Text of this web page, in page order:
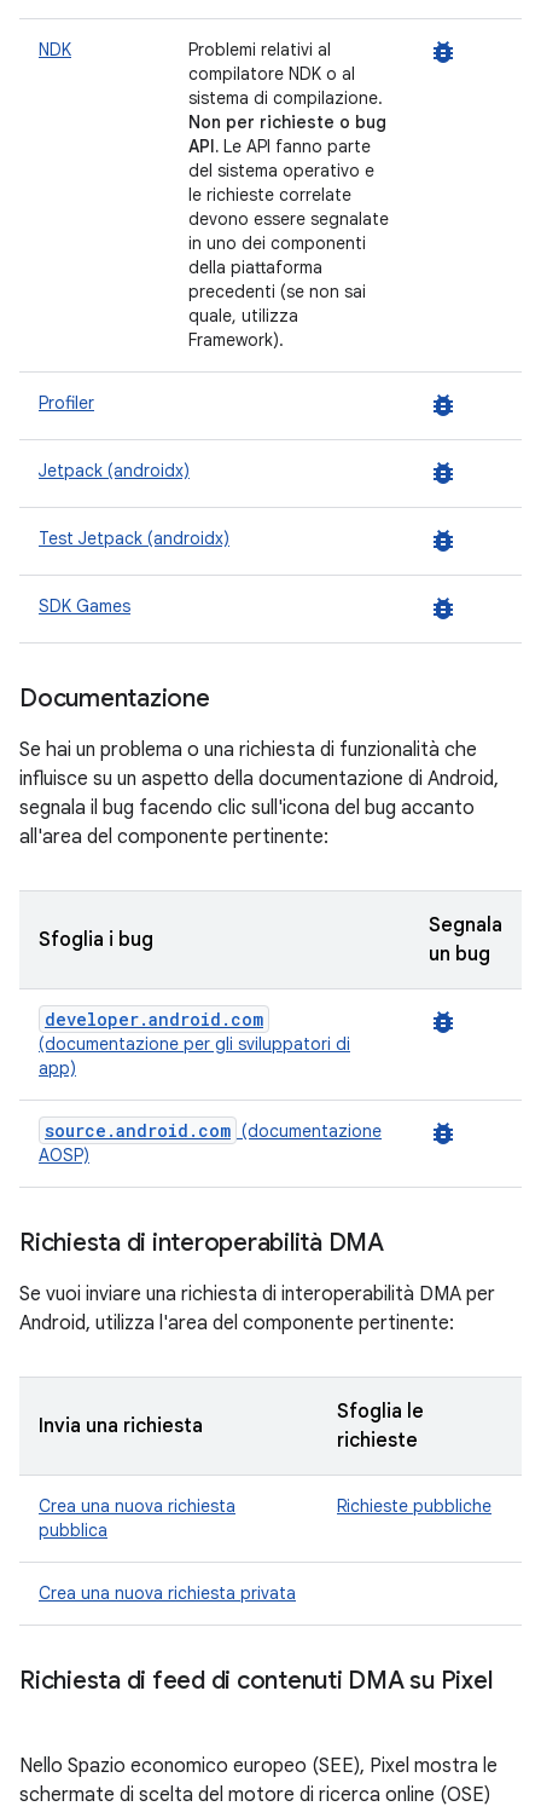
NDK
Problemi relativi al
compilatore NDK o al
sistema di compilazione.
Non per richieste o bug
API. Le API fanno parte
del sistema operativo e
le richieste correlate
devono essere segnalate
in uno dei componenti
della piattaforma
precedenti (se non sai
quale, utilizza
Framework).
bug_report
Profiler bug_report
Jetpack (androidx) bug_report
Test Jetpack (androidx) bug_report
SDK Games bug_report
Documentazione
Se hai un problema o una richiesta di funzionalità che
influisce su un aspetto della documentazione di Android,
segnala il bug facendo clic sull'icona del bug accanto
all'area del componente pertinente:
Sfoglia i bug
Segnala
un bug
developer.android.com
(documentazione per gli sviluppatori di
app)
bug_report
source.android.com (documentazione
AOSP)
bug_report
Richiesta di interoperabilità DMA
Se vuoi inviare una richiesta di interoperabilità DMA per
Android, utilizza l'area del componente pertinente:
Invia una richiesta
Sfoglia le
richieste
Crea una nuova richiesta
pubblica
Richieste pubbliche
Crea una nuova richiesta privata
Richiesta di feed di contenuti DMA su Pixel
Nello Spazio economico europeo (SEE), Pixel mostra le
schermate di scelta del motore di ricerca online (OSE)